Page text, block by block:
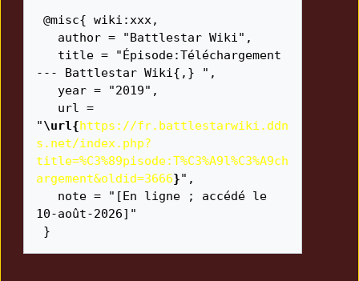
@misc{ wiki:xxx,
--- Battlestar Wiki{,} ",
"\url{https://fr.battlestarwiki.ddn
s.net/index.php?
title=%C3%89pisode:T%C3%A9l%C3%A9ch
argement&oldid=3666}",
10-août-2026]"